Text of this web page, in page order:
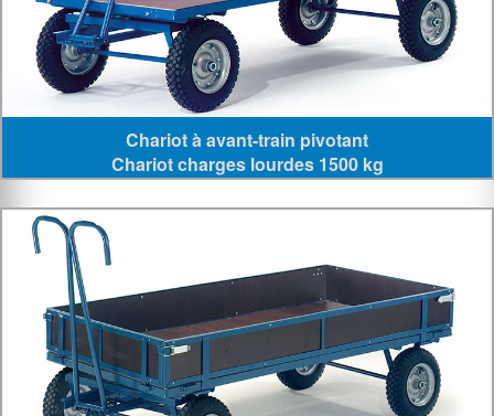
Chariot à avant-train pivotant
Chariot charges lourdes 1500 kg